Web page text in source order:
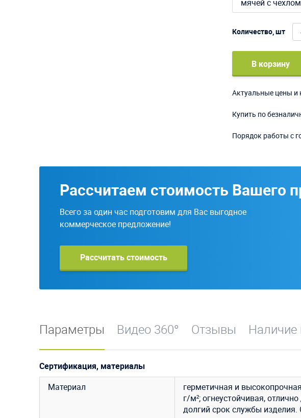
мячей с чехлом
Количество, шт
В корзину
Актуальные цены и
Купить по
Порядок работы с
Рассчитаем стоимость Вашего
Всего за один час подготовим для Вас выгодное
коммерческое предложение!
Рассчитать стоимость
Параметры Видео 360° Отзывы Наличие
Сертификация, материалы
Материал
герметичная и
г/м²; огнеустойчивая,
долгий срок службы изделия.